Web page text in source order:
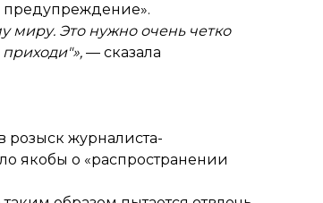
предупреждение».
миру. Это нужно очень четко
— сказала
розыск журналиста-
якобы о «распространении